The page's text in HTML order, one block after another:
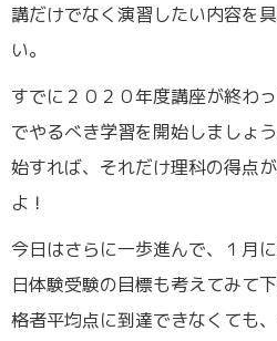
講だけでなく演習したい内容を
い。
すでに２０２０年度講座が終わ
でやるべき学習を開始しましょ
始すれば、それだけ理科の得点
よ！
今日はさらに一歩進んで、１月
日体験受験の目標も考えてみて
格者平均点に到達できなくても